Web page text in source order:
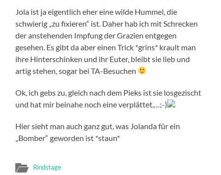
Jola ist ja eigentlich eher eine wilde Hummel, die
schwierig „zu fixieren“ ist. Daher hab ich mit Schrecken
der anstehenden Impfung der Grazien entgegen
gesehen. Es gibt da aber einen Trick *grins* krault man
ihre Hinterschinken und ihr Euter, bleibt sie lieb und
artig stehen, sogar bei TA-Besuchen
Ok, ich gebs zu, gleich nach dem Pieks ist sie losgezischt
und hat mir beinahe noch eine verplättet,…;-)
Hier sieht man auch ganz gut, was Jolanda für ein
„Bomber“ geworden ist *staun*
Rindstage